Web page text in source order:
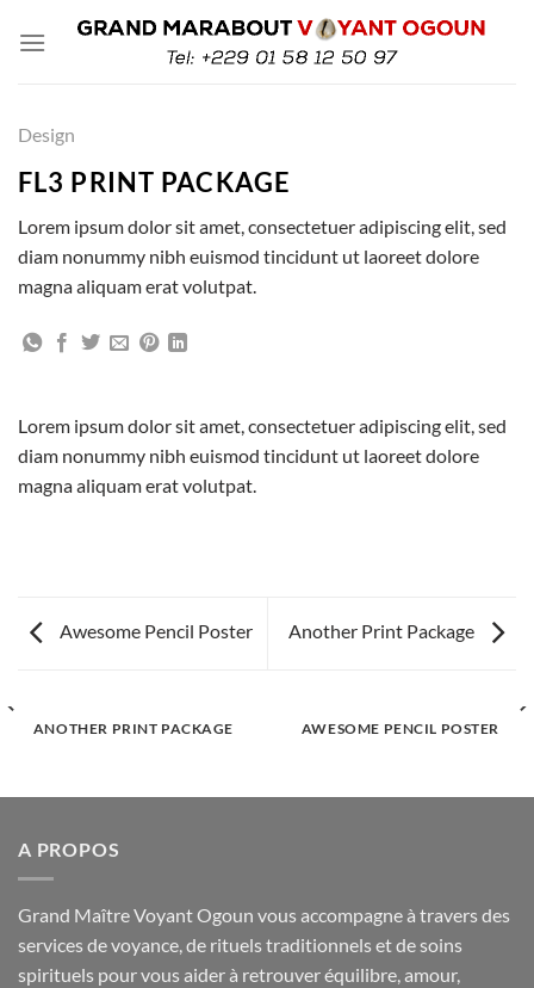
Design
FL3 PRINT PACKAGE
Lorem ipsum dolor sit amet, consectetuer adipiscing elit, sed
diam nonummy nibh euismod tincidunt ut laoreet dolore
magna aliquam erat volutpat.
Lorem ipsum dolor sit amet, consectetuer adipiscing elit, sed
diam nonummy nibh euismod tincidunt ut laoreet dolore
magna aliquam erat volutpat.
Awesome Pencil Poster Another Print Package
ANOTHER PRINT PACKAGE AWESOME PENCIL POSTER
A PROPOS
Grand Maître Voyant Ogoun vous accompagne à travers des
services de voyance, de rituels traditionnels et de soins
spirituels pour vous aider à retrouver équilibre, amour,